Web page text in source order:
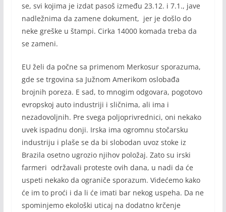
se, svi kojima je izdat pasoš između 23.12. i 7.1., jave
nadležnima da zamene dokument, jer je došlo do
neke greške u štampi. Cirka 14000 komada treba da
se zameni.
EU želi da počne sa primenom Merkosur sporazuma,
gde se trgovina sa Južnom Amerikom oslobađa
brojnih poreza. E sad, to mnogim odgovara, pogotovo
evropskoj auto industriji i sličnima, ali ima i
nezadovoljnih. Pre svega poljoprivrednici, oni nekako
uvek ispadnu donji. Irska ima ogromnu stočarsku
industriju i plaše se da bi slobodan uvoz stoke iz
Brazila osetno ugrozio njihov položaj. Zato su irski
farmeri održavali proteste ovih dana, u nadi da će
uspeti nekako da ograniče sporazum. Videćemo kako
će im to proći i da li će imati bar nekog uspeha. Da ne
spominjemo ekološki uticaj na dodatno krčenje